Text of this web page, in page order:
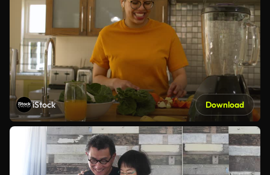
iStock Download